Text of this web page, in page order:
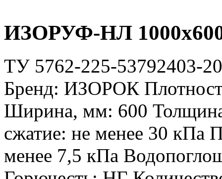
ИЗОРУФ-НЛ
ТУ 5762-225-53792403-
Бренд: ИЗОРОК
Ширина, мм: 600
сжатие: не менее 30 кПа
менее 7,5 кПа